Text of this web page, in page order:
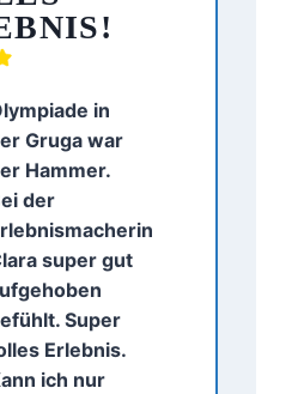
in
Gruga war
Hammer.
der
super gut
Super
Erlebnis.
ich nur